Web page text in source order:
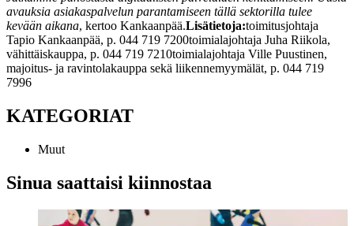
avauksia asiakaspalvelun parantamiseen tällä sektorilla tulee
kevään aikana, kertoo Kankaanpää.Lisätietoja:toimitusjohtaja
Tapio Kankaanpää, p. 044 719 7200toimialajohtaja Juha Riikola,
vähittäiskauppa, p. 044 719 7210toimialajohtaja Ville Puustinen,
majoitus- ja ravintolakauppa sekä liikennemyymälät, p. 044 719
7996
KATEGORIAT
Muut
Sinua saattaisi kiinnostaa